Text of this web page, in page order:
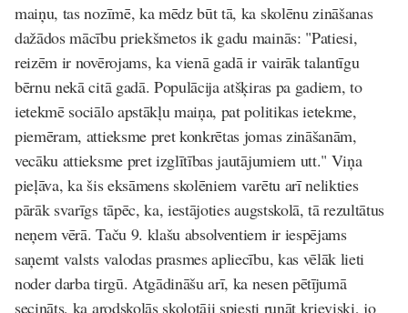
maiņu, tas nozīmē, ka mēdz būt tā, ka skolēnu zināšanas
dažādos mācību priekšmetos ik gadu mainās: "Patiesi,
reizēm ir novērojams, ka vienā gadā ir vairāk talantīgu
bērnu nekā citā gadā. Populācija atšķiras pa gadiem, to
ietekmē sociālo apstākļu maiņa, pat politikas ietekme,
piemēram, attieksme pret konkrētas jomas zināšanām,
vecāku attieksme pret izglītības jautājumiem utt." Viņa
pieļāva, ka šis eksāmens skolēniem varētu arī nelikties
pārāk svarīgs tāpēc, ka, iestājoties augstskolā, tā rezultātus
neņem vērā. Taču 9. klašu absolventiem ir iespējams
saņemt valsts valodas prasmes apliecību, kas vēlāk lieti
noder darba tirgū. Atgādināšu arī, ka nesen pētījumā
secināts, ka arodskolās skolotāji spiesti runāt krieviski, jo